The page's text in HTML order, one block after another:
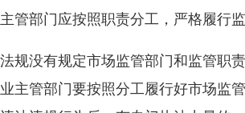
管部门应按照职责分工，严格履行
没有规定市场监管部门和监管职责
主管部门要按照分工履行好市场监